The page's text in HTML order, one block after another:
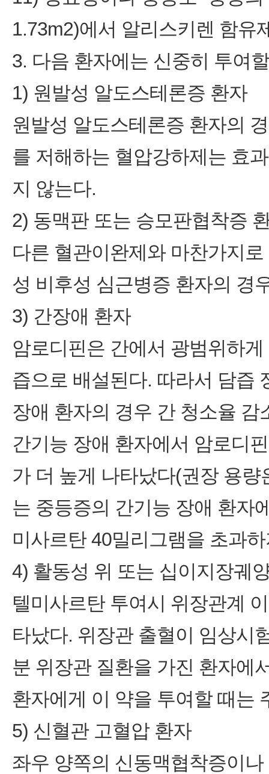
1.73m2)에서 알리스키렌 함유
3. 다음 환자에는 신중히 투여
1) 원발성 알도스테론증 환자
원발성 알도스테론증 환자의
를 저해하는 혈압강하제는 효
지 않는다.
2) 동맥판 또는 승모판협착증
다른 혈관이완제와 마찬가지
성 비후성 심근병증 환자의 경
3) 간장애 환자
암로디핀은 간에서 광범위하
즙으로 배설된다. 따라서 담즙
장애 환자의 경우 간 청소율 감
간기능 장애 환자에서 암로디
가 더 높게 나타났다(권장 용
는 중등증의 간기능 장애 환자
미사르탄 40밀리그램을 초과
4) 활동성 위 또는 십이지장궤
텔미사르탄 투여시 위장관계
타났다. 위장관 출혈이 임상시
분 위장관 질환을 가진 환자에
환자에게 이 약을 투여할 때는
5) 신혈관 고혈압 환자
좌우 양쪽의 신동맥협착증이